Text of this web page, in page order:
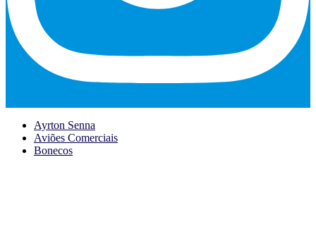
Ayrton Senna
Aviões Comerciais
Bonecos